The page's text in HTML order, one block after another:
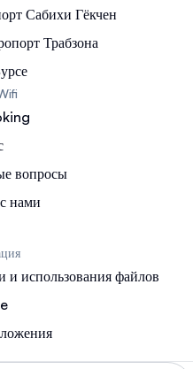
Сабихи Гёкчен
Трабзона
вопросы
нами
и использования файлов